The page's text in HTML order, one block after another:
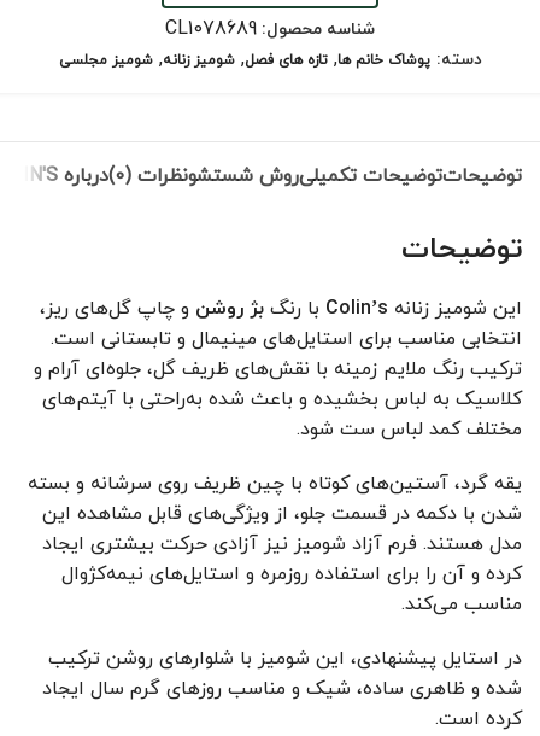
شناسه محصول: CL1078689
دسته: پوشاک خانم ها, تازه های فصل, شومیز زنانه, شومیز مجلسی
توضیحاتتوضیحات تکمیلیروش شستشونظرات (0) درباره COLIN'S
توضیحات
این شومیز زنانه Colin’s با رنگ بژ روشن و چاپ گل‌های ریز،
انتخابی مناسب برای استایل‌های مینیمال و تابستانی است.
ترکیب رنگ ملایم زمینه با نقش‌های ظریف گل، جلوه‌ای آرام و
کلاسیک به لباس بخشیده و باعث شده به‌راحتی با آیتم‌های
مختلف کمد لباس ست شود.
یقه گرد، آستین‌های کوتاه با چین ظریف روی سرشانه و بسته
شدن با دکمه در قسمت جلو، از ویژگی‌های قابل مشاهده این
مدل هستند. فرم آزاد شومیز نیز آزادی حرکت بیشتری ایجاد
کرده و آن را برای استفاده روزمره و استایل‌های نیمه‌کژوال
مناسب می‌کند.
در استایل پیشنهادی، این شومیز با شلوارهای روشن ترکیب
شده و ظاهری ساده، شیک و مناسب روزهای گرم سال ایجاد
کرده است.